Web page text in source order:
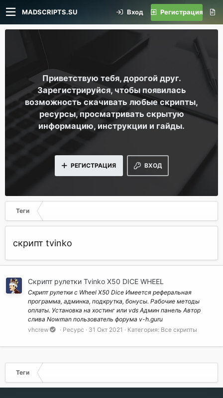
MADSCRIPTS.SU Вход Регистрация
Приветствую тебя, дорогой друг.
Зарегистрируйся, чтобы появилась
возможность скачивать любые скрипты,
ресурсы, просматривать скрытую
информацию, инструкции и гайды.
ВХОД
РЕГИСТРАЦИЯ
Теги
скрипт tvinko
Скрипт рулетки Tvinko X50 DICE WHEEL
Скрипт рулетки с Wheel X50 Dice Имеется реферальная
программа, админка, подкрутка, бонусы. Рабочие методы
оплаты. Установка на хостинг или vds Админ панель Автор
слива Nowman пользователь форума v-h.guru
vhcrew
Ресурс 31 Окт 2021 Категория: Все скрипты
Теги